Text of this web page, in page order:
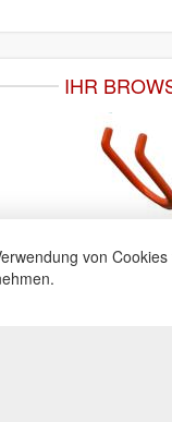
IHR
von